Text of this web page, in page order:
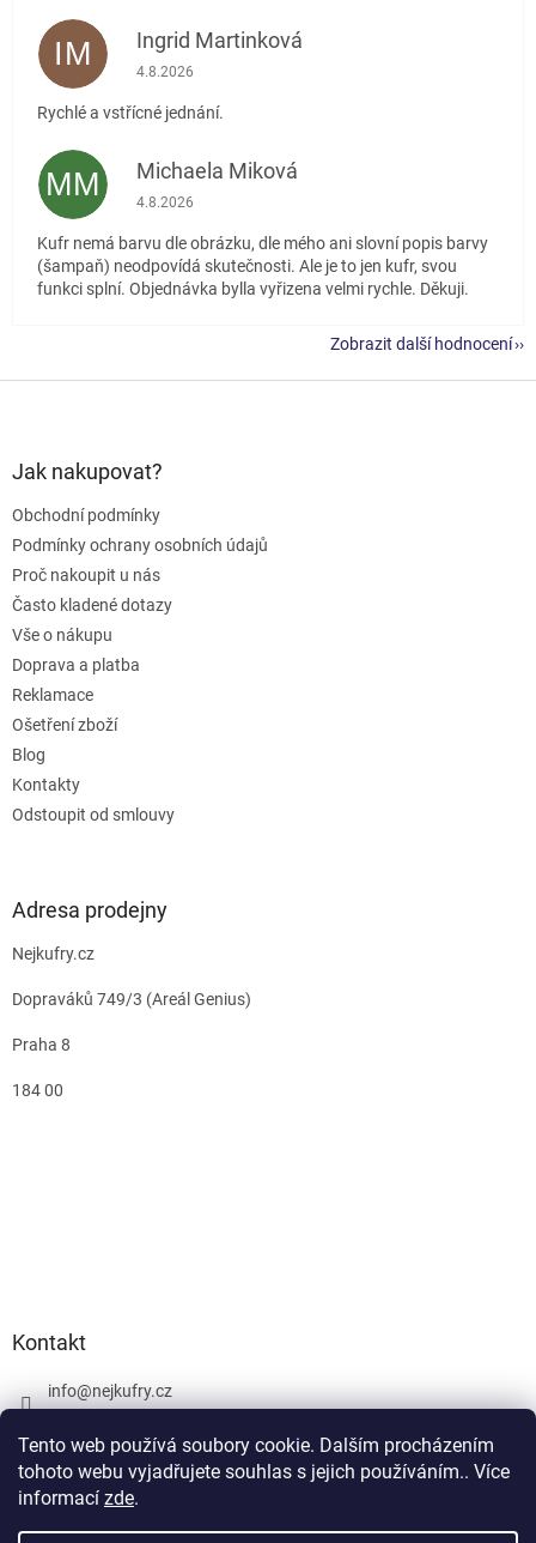
Tento web používá soubory cookie. Dalším procházením
tohoto webu vyjadřujete souhlas s jejich používáním.. Více
informací zde.
IM Ingrid Martinková
Hodnocení obchodu je 5 z 5 hvězdiček.
4.8.2026
Rychlé a vstřícné jednání.
MM Michaela Miková
Hodnocení obchodu je 5 z 5 hvězdiček.
4.8.2026
Kufr nemá barvu dle obrázku, dle mého ani slovní popis barvy
(šampaň) neodpovídá skutečnosti. Ale je to jen kufr, svou
funkci splní. Objednávka bylla vyřizena velmi rychle. Děkuji.
Zobrazit další hodnocení
Jak nakupovat?
Obchodní podmínky
Podmínky ochrany osobních údajů
Proč nakoupit u nás
Často kladené dotazy
Vše o nákupu
Doprava a platba
Reklamace
Ošetření zboží
Blog
Kontakty
Odstoupit od smlouvy
Adresa prodejny
Nejkufry.cz
Dopraváků 749/3 (Areál Genius)
Praha 8
184 00
Kontakt
info@nejkufry.cz
Facebook